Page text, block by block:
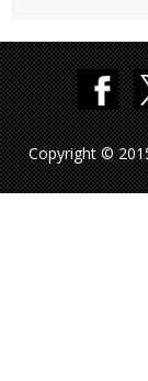
Copyright ©